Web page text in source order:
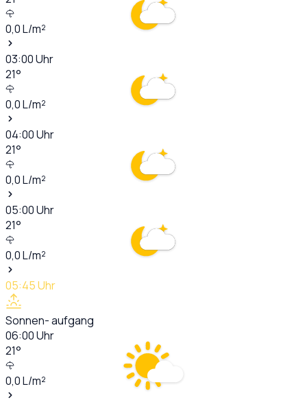
0,0L/m²
03:00Uhr
21°
0,0L/m²
04:00Uhr
21°
0,0L/m²
05:00Uhr
21°
0,0L/m²
05:45Uhr
Sonnen- aufgang
06:00Uhr
21°
0,0L/m²